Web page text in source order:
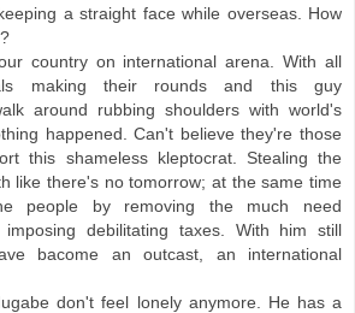
a straight face while overseas. How
country on international arena. With all
making their rounds and this guy
around rubbing shoulders with world's
happened. Can't believe they're those
this shameless kleptocrat. Stealing the
like there's no tomorrow; at the same time
people by removing the much need
imposing debilitating taxes. With him still
bacome an outcast, an international
don't feel lonely anymore. He has a